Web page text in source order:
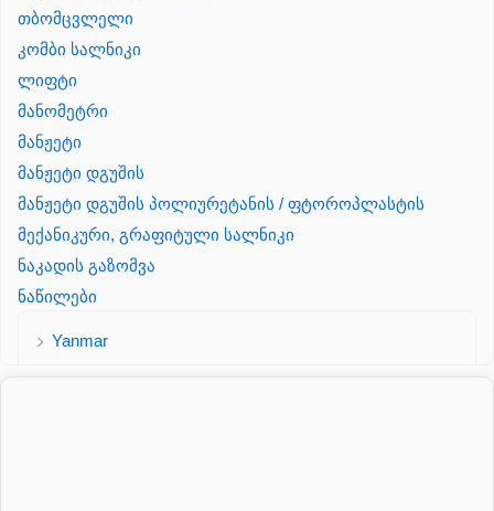
თბომცვლელი
კომბი სალნიკი
ლიფტი
მანომეტრი
მანჟეტი
მანჟეტი დგუშის
მანჟეტი დგუშის პოლიურეტანის / ფტოროპლასტის
მექანიკური, გრაფიტული სალნიკი
ნაკადის გაზომვა
ნაწილები
Yanmar